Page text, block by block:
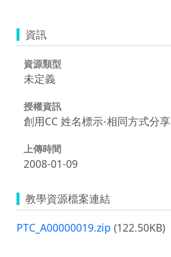
資訊
資源類型
未定義
授權資訊
創用CC 姓名標示-相同方式分
上傳時間
2008-01-09
教學資源檔案連結
PTC_A00000019.zip (122.50KB)